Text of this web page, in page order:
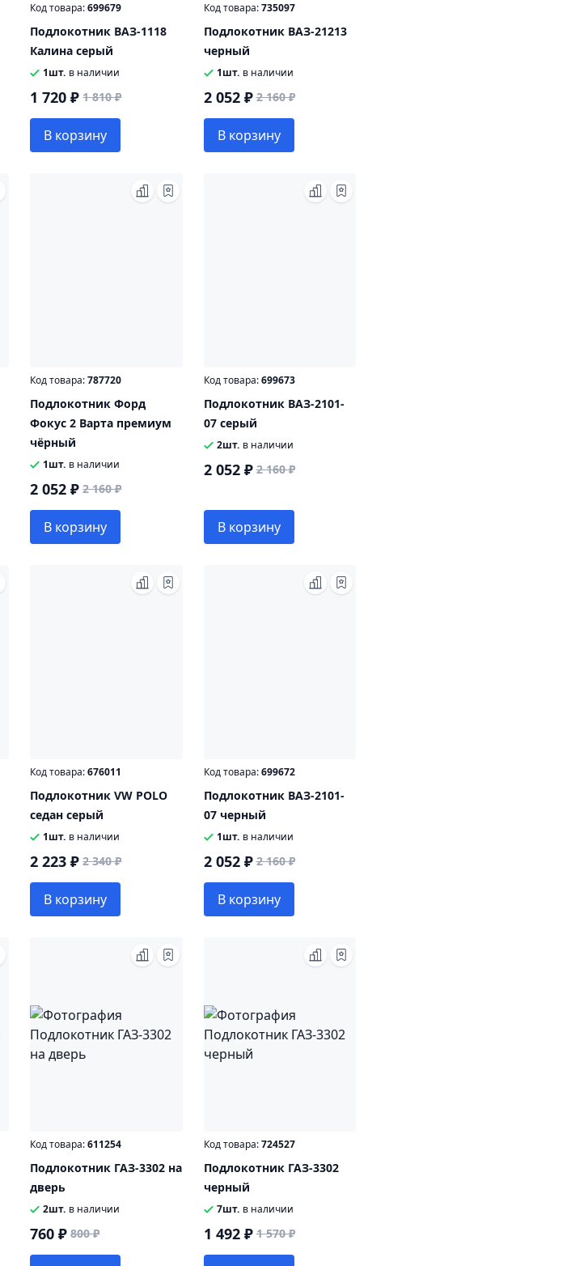
Код товара:699679
Подлокотник ВАЗ-1118
Калина серый
1шт. в наличии
1 720 ₽ 1 810 ₽
В корзину
Код товара:735097
Подлокотник ВАЗ-21213
черный
1шт. в наличии
2 052 ₽ 2 160 ₽
В корзину
Код товара:787720
Подлокотник Форд
Фокус 2 Варта премиум
чёрный
1шт. в наличии
2 052 ₽ 2 160 ₽
В корзину
Код товара:699673
Подлокотник ВАЗ-2101-
07 серый
2шт. в наличии
2 052 ₽ 2 160 ₽
В корзину
Код товара:676011
Подлокотник VW POLO
седан серый
1шт. в наличии
2 223 ₽ 2 340 ₽
В корзину
Код товара:699672
Подлокотник ВАЗ-2101-
07 черный
1шт. в наличии
2 052 ₽ 2 160 ₽
В корзину
Код товара:611254
Подлокотник ГАЗ-3302 на
дверь
2шт. в наличии
760 ₽ 800 ₽
Код товара:724527
Подлокотник ГАЗ-3302
черный
7шт. в наличии
1 492 ₽ 1 570 ₽